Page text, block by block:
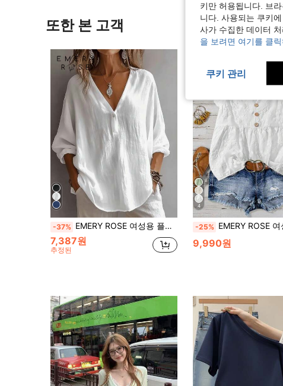
또한 본 고객
-37% EMERY ROSE 여성용 플레인 브이넥 캐주얼 데일리 가을 블라우스
7,387원
추정된
4
-25% EMERY ROSE 여성용 브이넥 컷아웃 캡 슬리브 프린트 캐주
9,990원
키만 허용됩니다. 브
니다. 사용되는 쿠키
사가 수집한 데이터
을 보려면 여기를 클릭
쿠키 관리